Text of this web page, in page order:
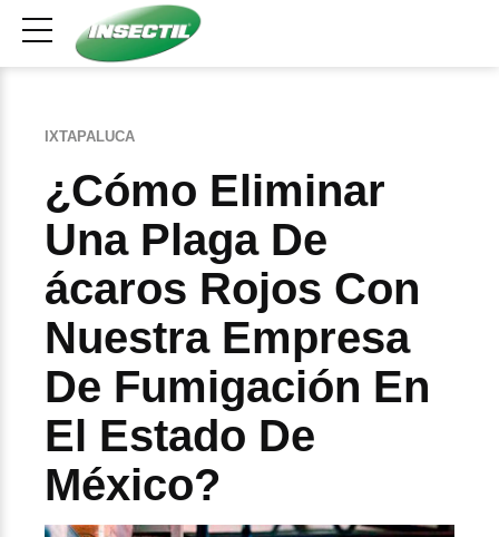
IXTAPALUCA
¿Cómo Eliminar
Una Plaga De
ácaros Rojos Con
Nuestra Empresa
De Fumigación En
El Estado De
México?